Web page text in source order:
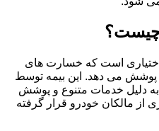
چیست؟
اختیاری است که خسارت های
پوشش می دهد. این بیمه توسط
دلیل خدمات متنوع و پوشش
از مالکان خودرو قرار گرفته